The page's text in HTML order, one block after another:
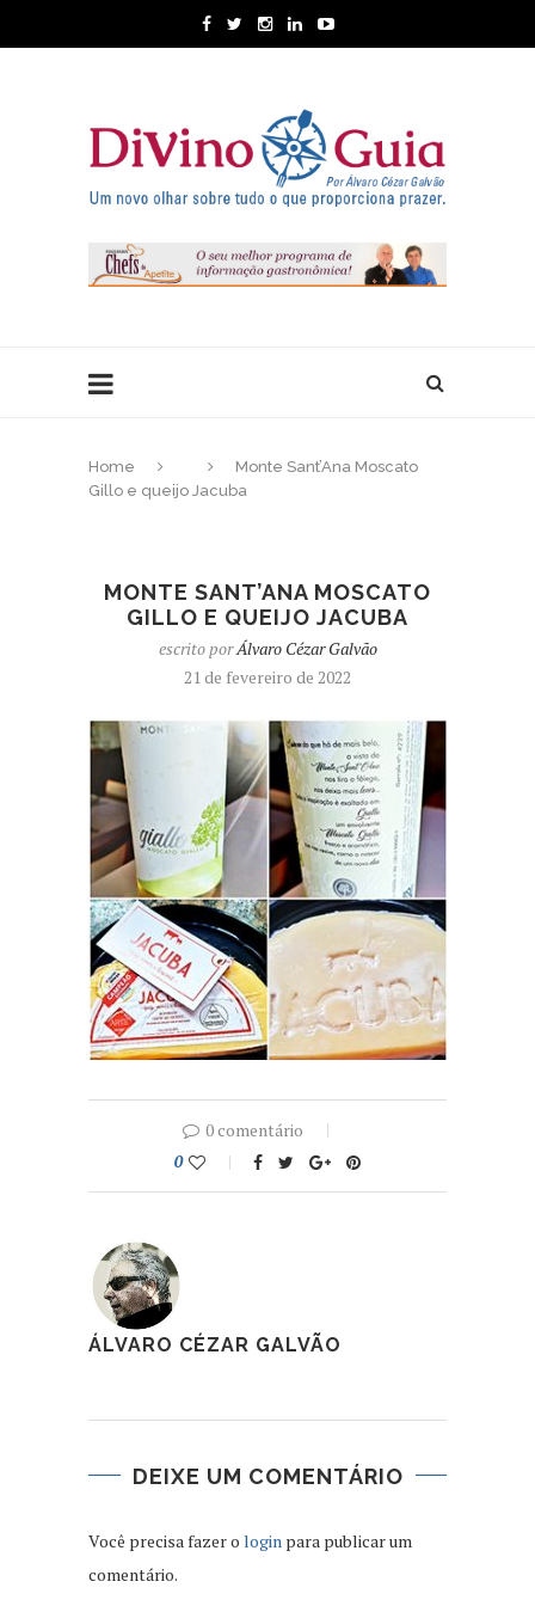
Home
Monte Sant’Ana Moscato
Gillo e queijo Jacuba
MONTE SANT’ANA MOSCATO
GILLO E QUEIJO JACUBA
escrito porÁlvaro Cézar Galvão
21 de fevereiro de 2022
0 comentário
0
ÁLVARO CÉZAR GALVÃO
DEIXE UM COMENTÁRIO
Você precisa fazer o login para publicar um
comentário.